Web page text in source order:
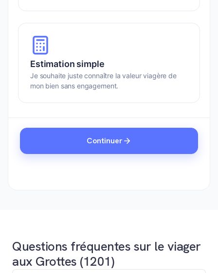
Estimation simple
Je souhaite juste connaître la valeur viagère de
mon bien sans engagement.
Continuer
Questions fréquentes sur le viager
aux Grottes (1201)